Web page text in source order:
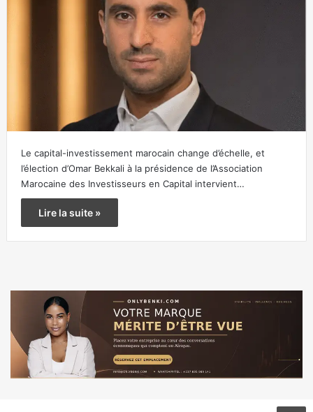
Le capital-investissement marocain change d’échelle, et
l’élection d’Omar Bekkali à la présidence de l’Association
Marocaine des Investisseurs en Capital intervient…
Lire la suite »